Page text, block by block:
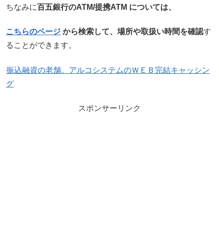
ちなみに百五銀行のATM/提携ATM については、
こちらのページ から検索して、場所や取扱い時間を確認す
ることができます。
振込融資の老舗。アルコシステムのＷＥＢ完結キャッシン
グ
スポンサーリンク